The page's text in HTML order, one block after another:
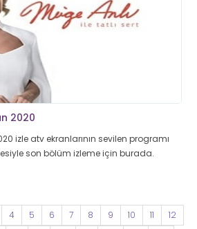
2020
izle atv ekranlarının sevilen programı
son bölüm izleme için burada.
4 5 6 7 8 9 10 11
12